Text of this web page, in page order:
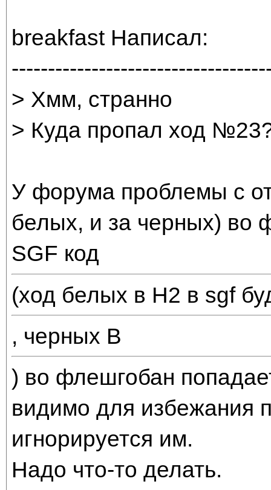
breakfast Написал:
> Хмм, странно
> Куда пропал ход
У форума проблемы с
белых, и за черных) во
SGF код
(ход белых в H2 в sgf
, черных B
) во флешгобан
видимо для избежания
игнорируется им.
Надо что-то делать.